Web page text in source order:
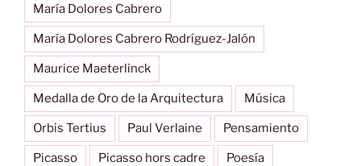
María Dolores Cabrero
María Dolores Cabrero Rodríguez-Jalón
Maurice Maeterlinck
Medalla de Oro de la Arquitectura Música
Orbis Tertius Paul Verlaine Pensamiento
Picasso Picasso hors cadre Poesía